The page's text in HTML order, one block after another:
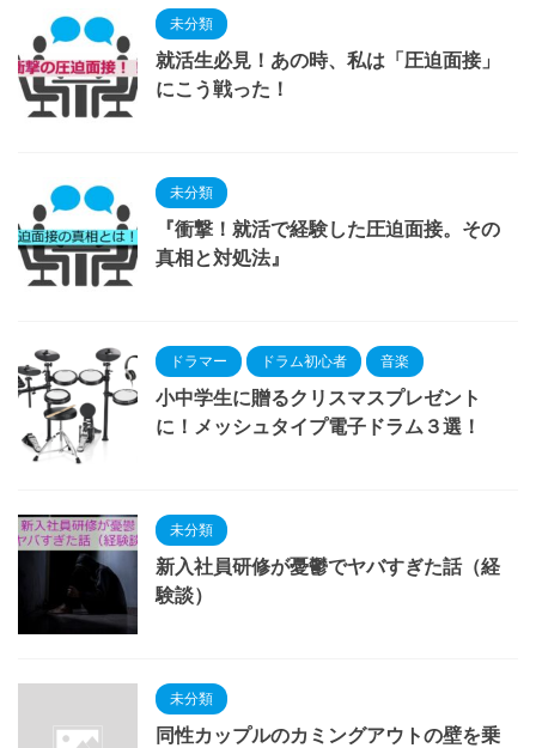
未分類
就活生必見！あの時、私は「圧迫面接」
にこう戦った！
未分類
『衝撃！就活で経験した圧迫面接。その
真相と対処法』
ドラマー ドラム初心者 音楽
小中学生に贈るクリスマスプレゼント
に！メッシュタイプ電子ドラム３選！
未分類
新入社員研修が憂鬱でヤバすぎた話（経
験談）
未分類
同性カップルのカミングアウトの壁を乗